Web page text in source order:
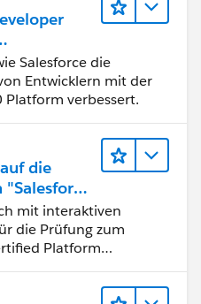
Salesforce die
Entwicklern mit der
verbessert.
die
mit interaktiven
die Prüfung zum
Platform